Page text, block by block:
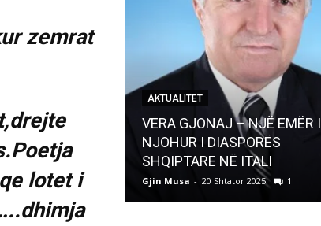
zemrat
lotet i
AKTUALITET
VERA GJONAJ – NJË EMËR I
NJOHUR I DIASPORËS
SHQIPTARE NË ITALI
Gjin Musa - 20 Shtator 2025 1